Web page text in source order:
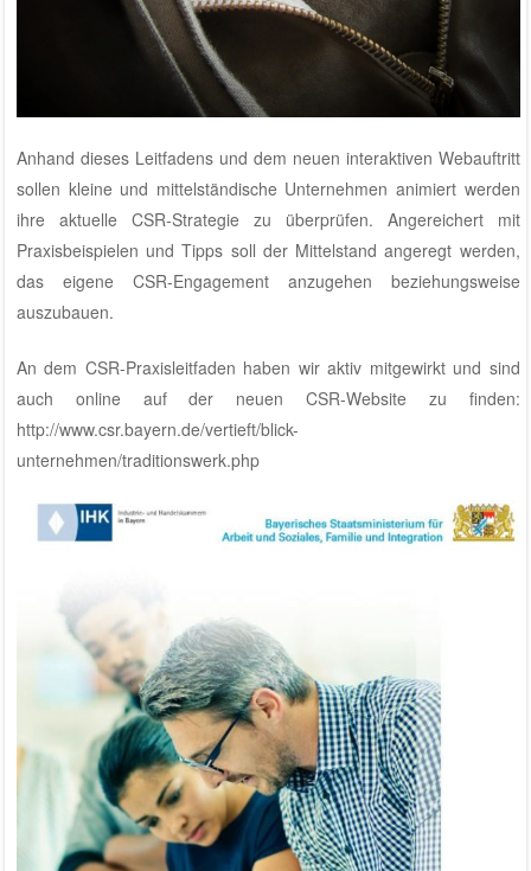
Anhand dieses Leitfadens und dem neuen interaktiven Webauftritt
sollen kleine und mittelständische Unternehmen animiert werden
ihre aktuelle CSR-Strategie zu überprüfen. Angereichert mit
Praxisbeispielen und Tipps soll der Mittelstand angeregt werden,
das eigene CSR-Engagement anzugehen beziehungsweise
auszubauen.
An dem CSR-Praxisleitfaden haben wir aktiv mitgewirkt und sind
auch online auf der neuen CSR-Website zu finden:
http://www.csr.bayern.de/vertieft/blick-
unternehmen/traditionswerk.php